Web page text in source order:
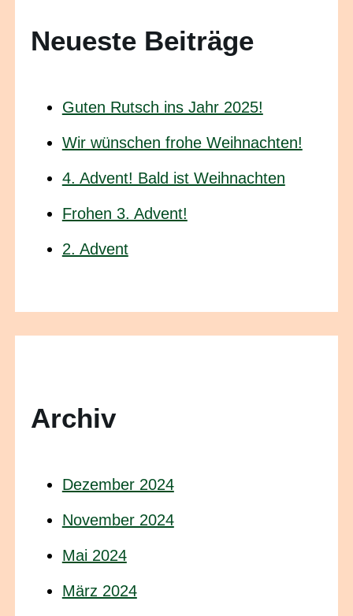
Neueste Beiträge
Guten Rutsch ins Jahr 2025!
Wir wünschen frohe Weihnachten!
4. Advent! Bald ist Weihnachten
Frohen 3. Advent!
2. Advent
Archiv
Dezember 2024
November 2024
Mai 2024
März 2024